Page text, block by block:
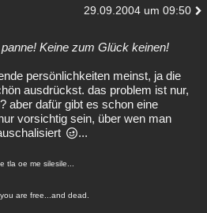
29.09.2004 um 09:50
Keine zum Glück keinen!
persönlichkeiten meinst, ja die
ausdrückst. das problem ist nur,
aber dafür gibt es schon eine
vorsichtig sein, über wen man
...
tla oe me silesile...
are free...and dead.